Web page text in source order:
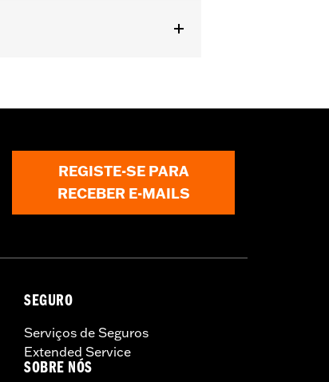
REGISTE-SE PARA
RECEBER E-MAILS
SEGURO
Serviços de Seguros
Extended Service
SOBRE NÓS